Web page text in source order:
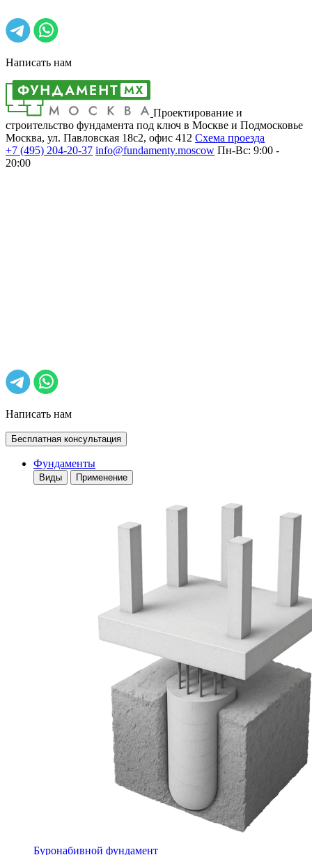
Написать нам
Проектирование и
строительство фундамента под ключ в Москве и Подмосковье
Москва, ул. Павловская 18с2, офис 412 Cхема проезда
+7 (495) 204-20-37 info@fundamenty.moscow Пн-Вс: 9:00 -
20:00
Написать нам
Бесплатная консультация
Фундаменты
Виды Применение
Буронабивной фундамент